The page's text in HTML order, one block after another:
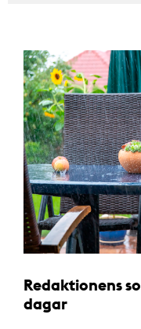
Redaktionens
dagar